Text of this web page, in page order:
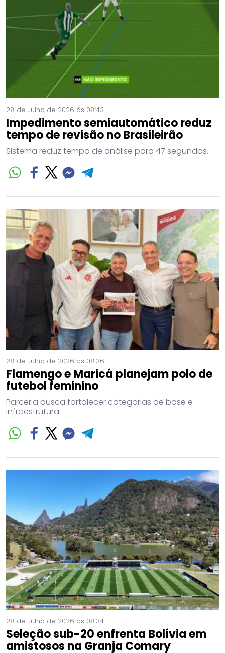
28 de Julho de 2026 às 08:43
Impedimento semiautomático reduz
tempo de revisão no Brasileirão
Sistema reduz tempo de análise para 47 segundos.
28 de Julho de 2026 às 08:36
Flamengo e Maricá planejam polo de
futebol feminino
Parceria busca fortalecer categorias de base e
infraestrutura.
28 de Julho de 2026 às 08:34
Seleção sub-20 enfrenta Bolívia em
amistosos na Granja Comary